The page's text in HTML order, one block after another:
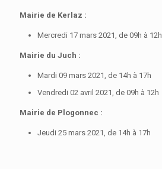
Mairie de Kerlaz :
Mercredi 17 mars 2021, de 09h à 12h
Mairie du Juch :
Mardi 09 mars 2021, de 14h à 17h
Vendredi 02 avril 2021, de 09h à 12h
Mairie de Plogonnec :
Jeudi 25 mars 2021, de 14h à 17h